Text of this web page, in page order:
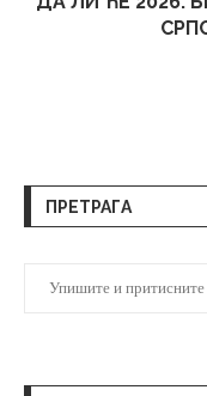
ПРЕТРАГА